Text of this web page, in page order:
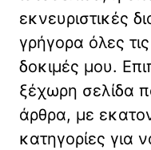
εκνευριστικές
γρήγορα όλες
δοκιμές μου.
ξέχωρη σελίδα
άρθρα, με
κατηγορίες για